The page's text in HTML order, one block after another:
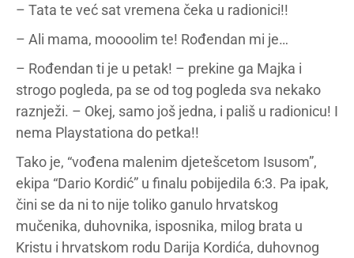
– Tata te već sat vremena čeka u radionici!!
– Ali mama, moooolim te! Rođendan mi je…
– Rođendan ti je u petak! – prekine ga Majka i
strogo pogleda, pa se od tog pogleda sva nekako
raznježi. – Okej, samo još jedna, i pališ u radionicu! I
nema Playstationa do petka!!
Tako je, “vođena malenim djetešcetom Isusom”,
ekipa “Dario Kordić” u finalu pobijedila 6:3. Pa ipak,
čini se da ni to nije toliko ganulo hrvatskog
mučenika, duhovnika, isposnika, milog brata u
Kristu i hrvatskom rodu Darija Kordića, duhovnog